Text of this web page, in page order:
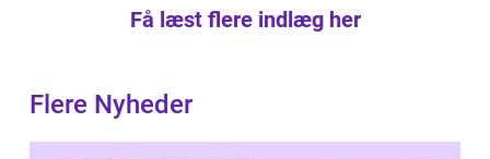
Få læst flere indlæg her
Flere Nyheder